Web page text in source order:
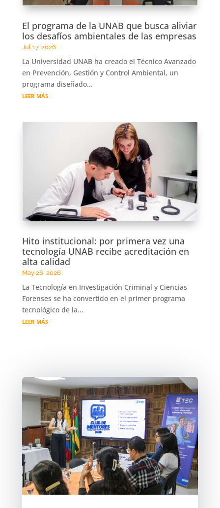
El programa de la UNAB que busca aliviar
los desafíos ambientales de las empresas
Jul 17, 2026
La Universidad UNAB ha creado el Técnico Avanzado
en Prevención, Gestión y Control Ambiental, un
programa diseñado...
leer más
Hito institucional: por primera vez una
tecnología UNAB recibe acreditación en
alta calidad
May 26, 2026
La Tecnología en Investigación Criminal y Ciencias
Forenses se ha convertido en el primer programa
tecnológico de la...
leer más